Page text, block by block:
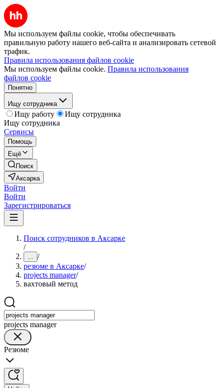
Мы используем файлы cookie, чтобы обеспечивать
правильную работу нашего веб-сайта и анализировать сетевой
трафик.
Правила использования файлов cookie
Мы используем файлы cookie. Правила использования
файлов cookie
Понятно
Ищу сотрудника
Ищу работу
Ищу сотрудника
Ищу сотрудника
Сервисы
Помощь
Ещё
Поиск
Аксарка
Войти
Войти
Зарегистрироваться
Поиск сотрудников в Аксарке
/
... /
резюме в Аксарке/
projects manager/
вахтовый метод
projects manager
Резюме